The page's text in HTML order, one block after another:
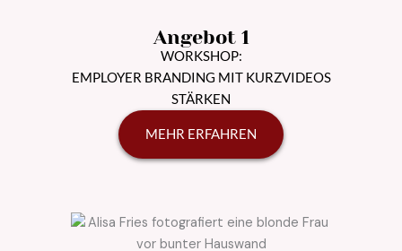
Angebot 1
WORKSHOP:
EMPLOYER BRANDING MIT KURZVIDEOS
STÄRKEN
MEHR ERFAHREN